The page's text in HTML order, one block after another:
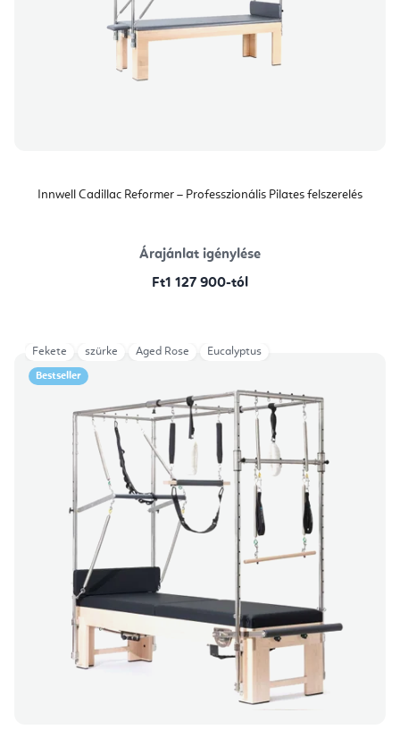
Innwell Cadillac Reformer – Professzionális Pilates felszerelés
Árajánlat igénylése
Ft1 127 900-tól
Bestseller
Fekete szürke Aged Rose Eucalyptus